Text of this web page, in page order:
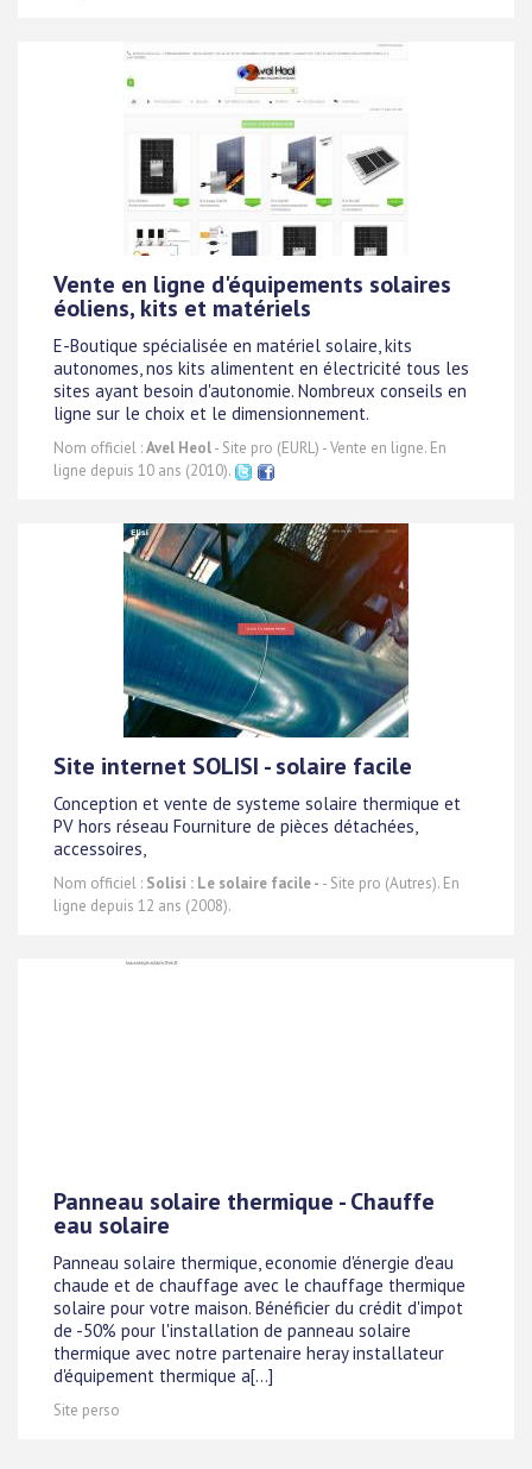
Vente en ligne d'équipements solaires
éoliens, kits et matériels
E-Boutique spécialisée en matériel solaire, kits
autonomes, nos kits alimentent en électricité tous les
sites ayant besoin d'autonomie. Nombreux conseils en
ligne sur le choix et le dimensionnement.
Nom officiel :Avel Heol- Site pro (EURL) - Vente en ligne. En
ligne depuis 10 ans (2010).
Site internet SOLISI - solaire facile
Conception et vente de systeme solaire thermique et
PV hors réseau Fourniture de pièces détachées,
accessoires,
Nom officiel : Solisi : Le solaire facile - - Site pro (Autres). En
ligne depuis 12 ans (2008).
Panneau solaire thermique - Chauffe
eau solaire
Panneau solaire thermique, economie d'énergie d'eau
chaude et de chauffage avec le chauffage thermique
solaire pour votre maison. Bénéficier du crédit d'impot
de -50% pour l'installation de panneau solaire
thermique avec notre partenaire heray installateur
d'équipement thermique a[...]
Site perso